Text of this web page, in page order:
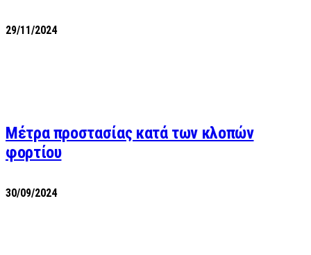
29/11/2024
Μέτρα προστασίας κατά των κλοπών
φορτίου
30/09/2024